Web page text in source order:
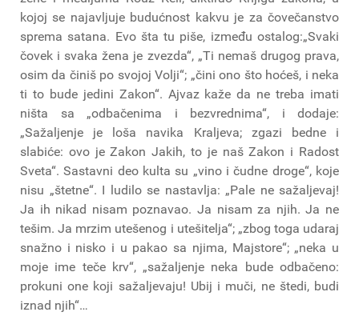
kojoj se najavljuje budućnost kakvu je za čovečanstvo
sprema satana. Evo šta tu piše, između ostalog:„Svaki
čovek i svaka žena je zvezda“, „Ti nemaš drugog prava,
osim da činiš po svojoj Volji“; „čini ono što hoćeš, i neka
ti to bude jedini Zakon“. Ajvaz kaže da ne treba imati
ništa sa „odbačenima i bezvrednima“, i dodaje:
„Sažaljenje je loša navika Kraljeva; zgazi bedne i
slabiće: ovo je Zakon Jakih, to je naš Zakon i Radost
Sveta“. Sastavni deo kulta su „vino i čudne droge“, koje
nisu „štetne“. I ludilo se nastavlja: „Pale ne sažaljevaj!
Ja ih nikad nisam poznavao. Ja nisam za njih. Ja ne
tešim. Ja mrzim utešenog i utešitelja“; „zbog toga udaraj
snažno i nisko i u pakao sa njima, Majstore“; „neka u
moje ime teče krv“, „sažaljenje neka bude odbačeno:
prokuni one koji sažaljevaju! Ubij i muči, ne štedi, budi
iznad njih“…